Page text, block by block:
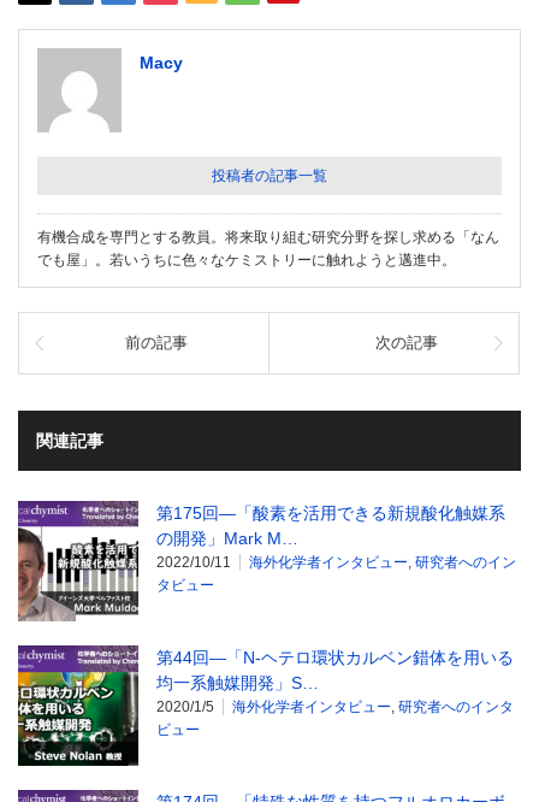
Macy
投稿者の記事一覧
有機合成を専門とする教員。将来取り組む研究分野を探し求める「なん
でも屋」。若いうちに色々なケミストリーに触れようと邁進中。
前の記事 次の記事
関連記事
第175回―「酸素を活用できる新規酸化触媒系
の開発」Mark M…
2022/10/11 海外化学者インタビュー 研究者へのイン
タビュー
第44回―「N-ヘテロ環状カルベン錯体を用いる
均一系触媒開発」S…
2020/1/5 海外化学者インタビュー 研究者へのインタ
ビュー